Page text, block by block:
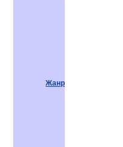
Жанр